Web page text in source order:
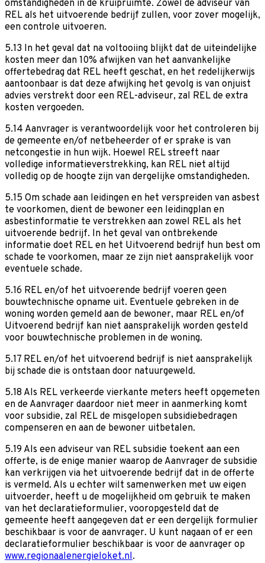
omstandigheden in de kruipruimte. Zowel de adviseur van
REL als het uitvoerende bedrijf zullen, voor zover mogelijk,
een controle uitvoeren.
5.13 In het geval dat na voltooiing blijkt dat de uiteindelijke
kosten meer dan 10% afwijken van het aanvankelijke
offertebedrag dat REL heeft geschat, en het redelijkerwijs
aantoonbaar is dat deze afwijking het gevolg is van onjuist
advies verstrekt door een REL-adviseur, zal REL de extra
kosten vergoeden.
5.14 Aanvrager is verantwoordelijk voor het controleren bij
de gemeente en/of netbeheerder of er sprake is van
netcongestie in hun wijk. Hoewel REL streeft naar
volledige informatieverstrekking, kan REL niet altijd
volledig op de hoogte zijn van dergelijke omstandigheden.
5.15 Om schade aan leidingen en het verspreiden van asbest
te voorkomen, dient de bewoner een leidingplan en
asbestinformatie te verstrekken aan zowel REL als het
uitvoerende bedrijf. In het geval van ontbrekende
informatie doet REL en het Uitvoerend bedrijf hun best om
schade te voorkomen, maar ze zijn niet aansprakelijk voor
eventuele schade.
5.16 REL en/of het uitvoerende bedrijf voeren geen
bouwtechnische opname uit. Eventuele gebreken in de
woning worden gemeld aan de bewoner, maar REL en/of
Uitvoerend bedrijf kan niet aansprakelijk worden gesteld
voor bouwtechnische problemen in de woning.
5.17 REL en/of het uitvoerend bedrijf is niet aansprakelijk
bij schade die is ontstaan door natuurgeweld.
5.18 Als REL verkeerde vierkante meters heeft opgemeten
en de Aanvrager daardoor niet meer in aanmerking komt
voor subsidie, zal REL de misgelopen subsidiebedragen
compenseren en aan de bewoner uitbetalen.
5.19 Als een adviseur van REL subsidie toekent aan een
offerte, is de enige manier waarop de Aanvrager de subsidie
kan verkrijgen via het uitvoerende bedrijf dat in de offerte
is vermeld. Als u echter wilt samenwerken met uw eigen
uitvoerder, heeft u de mogelijkheid om gebruik te maken
van het declaratieformulier, vooropgesteld dat de
gemeente heeft aangegeven dat er een dergelijk formulier
beschikbaar is voor de aanvrager. U kunt nagaan of er een
declaratieformulier beschikbaar is voor de aanvrager op
www.regionaalenergieloket.nl.